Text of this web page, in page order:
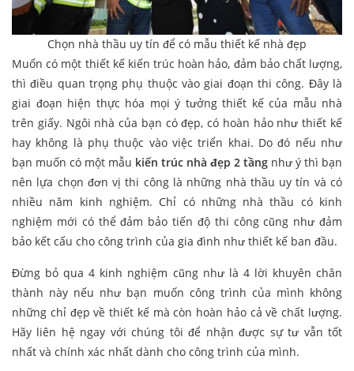
Chọn nhà thầu uy tín để có mẫu thiết kế nhà đẹp
Muốn có một thiết kế kiến trúc hoàn hảo, đảm bảo chất lượng,
thì điều quan trọng phụ thuộc vào giai đoạn thi công. Đây là
giai đoạn hiện thực hóa mọi ý tưởng thiết kế của mẫu nhà
trên giấy. Ngôi nhà của bạn có đẹp, có hoàn hảo như thiết kế
hay không là phụ thuộc vào việc triển khai. Do đó nếu như
bạn muốn có một mẫu kiến trúc nhà đẹp 2 tầng như ý thì bạn
nên lựa chọn đơn vị thi công là những nhà thầu uy tín và có
nhiều năm kinh nghiệm. Chỉ có những nhà thầu có kinh
nghiệm mới có thể đảm bảo tiến độ thi công cũng như đảm
bảo kết cấu cho công trình của gia đình như thiết kế ban đầu.
Đừng bỏ qua 4 kinh nghiệm cũng như là 4 lời khuyên chân
thành này nếu như bạn muốn công trình của mình không
những chỉ đẹp về thiết kế mà còn hoàn hảo cả về chất lượng.
Hãy liên hệ ngay với chúng tôi để nhận được sự tư vẫn tốt
nhất và chính xác nhất dành cho công trình của mình.